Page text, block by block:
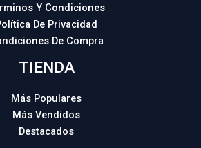
Y Condiciones
De Privacidad
De Compra
TIENDA
Más Populares
Más Vendidos
Destacados